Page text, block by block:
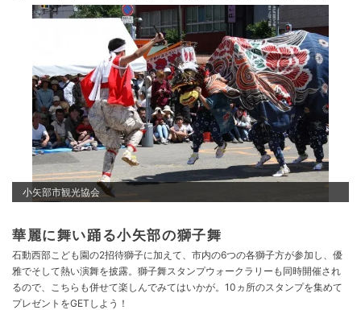
小矢部市観光協会
華麗に舞い踊る小矢部の獅子舞
石動西部こども園の2招待獅子に加えて、市内の6つの各獅子方が参加し、優
雅でそして熱い演舞を披露。獅子舞スタンプウォークラリーも同時開催され
るので、こちらも併せて楽しんでみてはいかが。10ヵ所のスタンプを集めて
プレゼントをGETしよう！